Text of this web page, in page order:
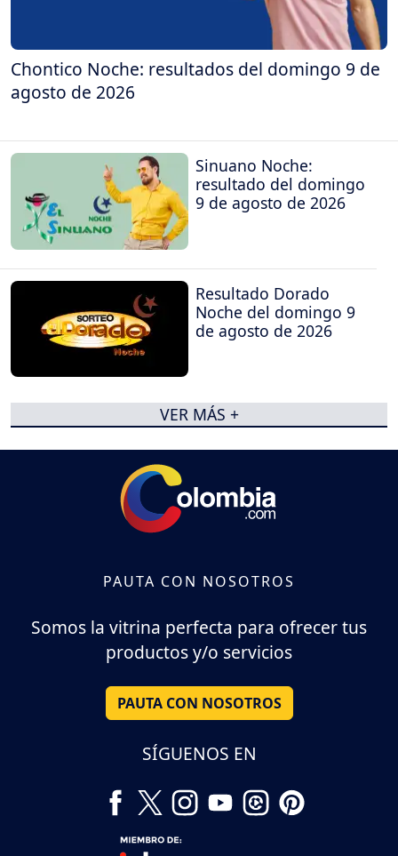
Chontico Noche: resultados del domingo 9 de
agosto de 2026
Sinuano Noche:
resultado del domingo
9 de agosto de 2026
Resultado Dorado
Noche del domingo 9
de agosto de 2026
VER MÁS +
PAUTA CON NOSOTROS
Somos la vitrina perfecta para ofrecer tus
productos y/o servicios
PAUTA CON NOSOTROS
SÍGUENOS EN